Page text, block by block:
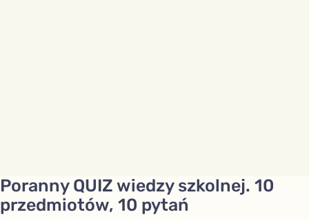
Poranny QUIZ wiedzy szkolnej. 10
przedmiotów, 10 pytań